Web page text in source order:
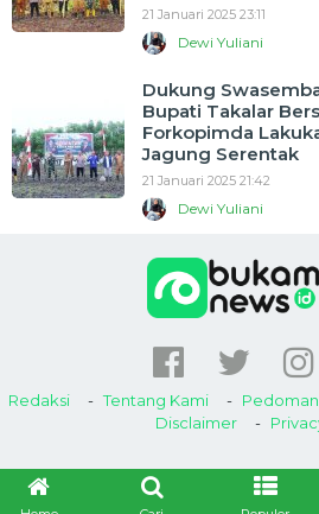
21 Januari 2025 23:11
Dewi Yuliani
Dukung
Bupati Takalar
Forkopimda
Jagung Serentak
21 Januari 2025 21:42
Dewi Yuliani
Redaksi Tentang Kami
Disclaimer